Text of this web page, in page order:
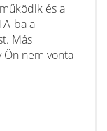
és a
ba a
Más
Ön nem vonta